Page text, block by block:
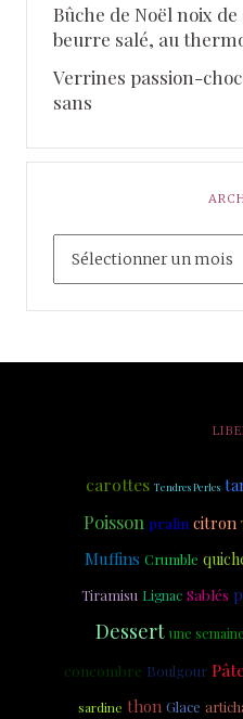
Bûche de Noël noix
beurre salé, au
Verrines passion-
sans
carottes Tendres Perles
Poisson pralin citron
Muffins Crumble
Tiramisu Lignac Sablés
Dessert une
concombre Boulgour
sardine thon Glace